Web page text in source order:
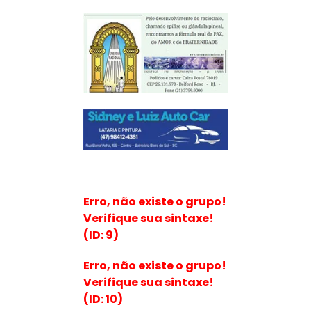
Erro, não existe o grupo!
Verifique sua sintaxe!
(ID: 9)
Erro, não existe o grupo!
Verifique sua sintaxe!
(ID: 10)